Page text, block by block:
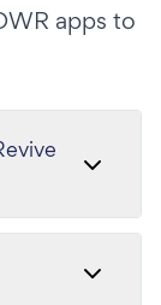
apps to